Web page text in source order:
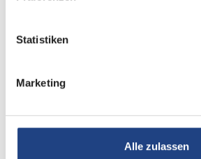
Statistiken
Marketing
Alle zulassen
Tag